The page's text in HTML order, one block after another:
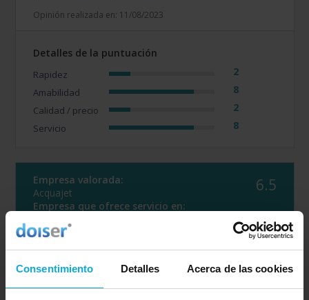
Consentimiento Detalles Acerca de las cookies
Opinión realizada en: 11/08/2023
Detalles de la puntuación
Rapidez 2
Amabilidad 8
Calidad / precio 2
Servicio 8
Empresa valorada:
Acquajet
Empresa que ofrece servicio en:
6.5
PERSONA QUE NOS ATENDIÓ